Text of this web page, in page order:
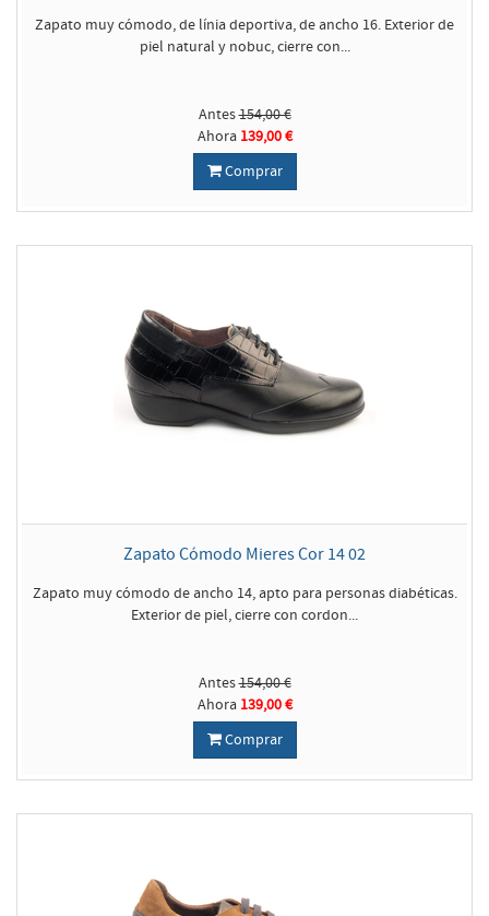
Zapato muy cómodo, de línia deportiva, de ancho 16. Exterior de
piel natural y nobuc, cierre con...
Antes154,00 €
Ahora 139,00 €
Comprar
Zapato Cómodo Mieres Cor 14 02
Zapato muy cómodo de ancho 14, apto para personas diabéticas.
Exterior de piel, cierre con cordon...
Antes154,00 €
Ahora 139,00 €
Comprar